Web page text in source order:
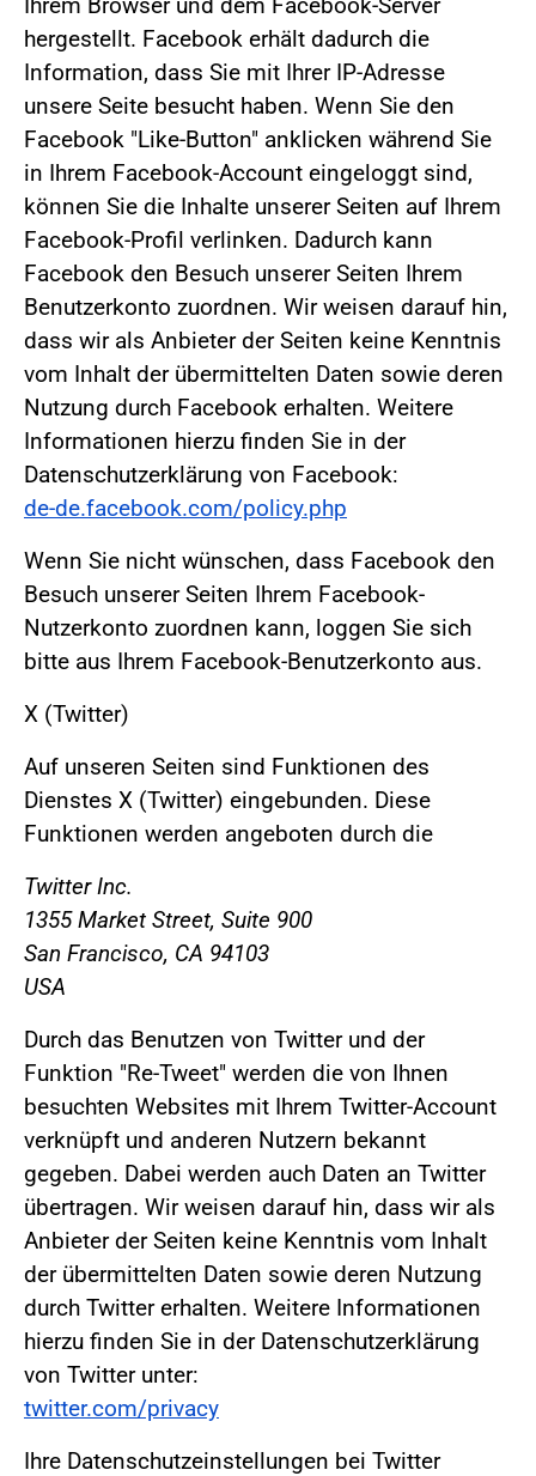
hergestellt. Facebook erhält dadurch die
Information, dass Sie mit Ihrer IP-Adresse
unsere Seite besucht haben. Wenn Sie den
Facebook "Like-Button" anklicken während Sie
in Ihrem Facebook-Account eingeloggt sind,
können Sie die Inhalte unserer Seiten auf Ihrem
Facebook-Profil verlinken. Dadurch kann
Facebook den Besuch unserer Seiten Ihrem
Benutzerkonto zuordnen. Wir weisen darauf hin,
dass wir als Anbieter der Seiten keine Kenntnis
vom Inhalt der übermittelten Daten sowie deren
Nutzung durch Facebook erhalten. Weitere
Informationen hierzu finden Sie in der
Datenschutzerklärung von Facebook:
de-de.facebook.com/policy.php
Wenn Sie nicht wünschen, dass Facebook den
Besuch unserer Seiten Ihrem Facebook-
Nutzerkonto zuordnen kann, loggen Sie sich
bitte aus Ihrem Facebook-Benutzerkonto aus.
X (Twitter)
Auf unseren Seiten sind Funktionen des
Dienstes X (Twitter) eingebunden. Diese
Funktionen werden angeboten durch die
Twitter Inc.
1355 Market Street, Suite 900
San Francisco, CA 94103
USA
Durch das Benutzen von Twitter und der
Funktion "Re-Tweet" werden die von Ihnen
besuchten Websites mit Ihrem Twitter-Account
verknüpft und anderen Nutzern bekannt
gegeben. Dabei werden auch Daten an Twitter
übertragen. Wir weisen darauf hin, dass wir als
Anbieter der Seiten keine Kenntnis vom Inhalt
der übermittelten Daten sowie deren Nutzung
durch Twitter erhalten. Weitere Informationen
hierzu finden Sie in der Datenschutzerklärung
von Twitter unter:
twitter.com/privacy
Ihre Datenschutzeinstellungen bei Twitter